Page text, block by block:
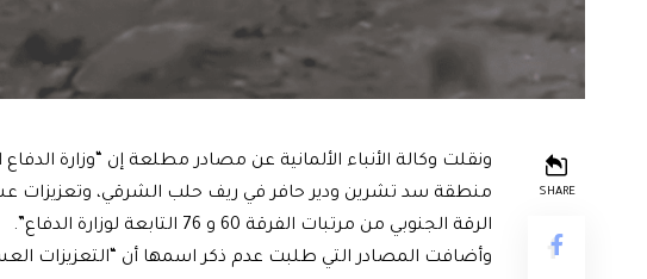
SHARE
ونقلت وكالة الأنباء الألمانية عن مصادر مطلعة إن “وزارة
منطقة سد تشرين ودير حافر في ريف حلب الشرقي، وتعزيزات
الرقة الجنوبي من مرتبات الفرقة 60 و 76 التابعة لوزارة الدفاع”.
وأضافت المصادر التي طلبت عدم ذكر اسمها أن “التعزيزات